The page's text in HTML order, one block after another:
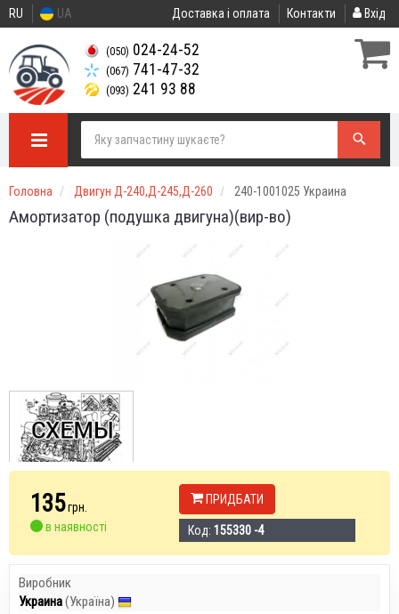
RU UA Доставка і оплата Контакти Вхід
(050) 024-24-52
(067) 741-47-32
(093) 241 93 88
Головна Двигун Д-240,Д-245,Д-260 240-1001025 Украина
Амортизатор (подушка двигуна)(вир-во)
135грн.
в наявності
ПРИДБАТИ
Код: 155330 -4
Виробник
Украина(Україна)